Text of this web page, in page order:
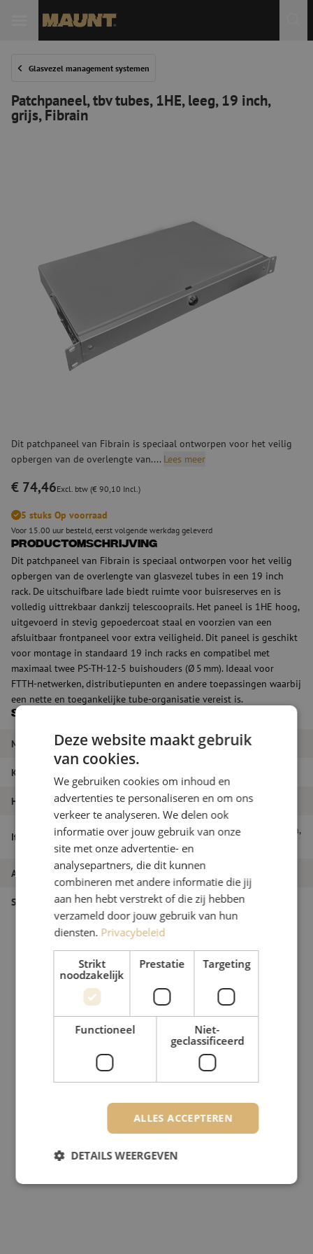
Glasvezel management systemen
Patchpaneel, tbv tubes, 1HE, leeg, 19 inch,
grijs, Fibrain
Dit patchpaneel van Fibrain is speciaal ontworpen voor het veilig
opbergen van de overlengte van.... Lees meer
€ 74,46Excl. btw (€ 90,10 Incl.)
5 stuks Op voorraad
Voor 15.00 uur besteld, eerst volgende werkdag geleverd
Productomschrijving
Dit patchpaneel van Fibrain is speciaal ontworpen voor het veilig
opbergen van de overlengte van glasvezel tubes in een 19 inch
rack. De uitschuifbare lade biedt ruimte voor buisreserves en is
volledig uittrekbaar dankzij telescooprails. Het paneel is 1HE hoog,
uitgevoerd in stevig gepoedercoat staal en voorzien van een
afsluitbaar frontpaneel voor extra veiligheid. Dit paneel is geschikt
voor montage in standaard 19 inch racks en compatibel met
maximaal twee PS-TH-12-5 buishouders (Ø 5 mm). Ideaal voor
FTTH-netwerken, distributiepunten en andere toepassingen waarbij
een nette en toegankelijke tube-organisatie vereist is.
Specificaties
Merk Fibrain
Kleur
HE 1HE
Itemnaam
Patchpaneel, tbv tubes, 1HE, leeg, 19 inch,
grijs, Fibrain
Artikelnummer M00003677
Soort product 19 inch panelen
Deze website maakt gebruik
van cookies.
We gebruiken cookies om inhoud en
advertenties te personaliseren en om ons
verkeer te analyseren. We delen ook
informatie over jouw gebruik van onze
site met onze advertentie- en
analysepartners, die dit kunnen
combineren met andere informatie die jij
aan hen hebt verstrekt of die zij hebben
verzameld door jouw gebruik van hun
diensten. Privacybeleid
Strikt
noodzakelijk
Prestatie Targeting
Functioneel
Niet-
geclassificeerd
ALLES ACCEPTEREN
DETAILS WEERGEVEN